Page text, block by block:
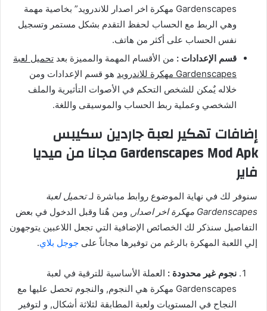
Gardenscapes مهكرة اخر اصدار للاندرويد” بخاصية مهمة
وهي الربط مع الحساب لحفظ التقدم بشكل مستمر وتسجيل
نفس الحساب على أكثر من هاتف.
قسم الإعدادات : من الأقسام المهمة والمميزة بعد تحميل لعبة
Gardenscapes مهكرة للاندرويد
هو قسم الإعدادات ومن
خلاله يٌمكن للشخص التحكم في الأصوات التأثيرية والملف
الشخصي وعملية ربط الحساب والموسيقى واللغة.
إضافات تهكير لعبة جاردين سكيبس
Gardenscapes Mod Apk مجانا من ميديا
فاير
سنوفر لك في نهاية الموضوع روابط مباشرة لـتحميل لعبة
Gardenscapes مهكرة اخر اصدار
, ومن هٌنا وقبل الدخول في بعض
التفاصيل سنذكر لك الخصائص الإضافية التي تجعل اللاعبين يتوجهون
إلي اللعبة المهكرة بالرغم من توفيرها مجاناً على جوجل بلاي.
نجوم غير محدودة : العملة الأساسية للترقية في لعبة
Gardenscapes مهكرة هي النجوم, والنجوم تحصل عليها مع
النجاح في المستويات ولعبة المطابقة لثلاثة أشكال, و لتوفير